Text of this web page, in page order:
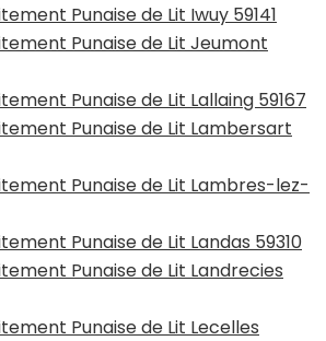
Punaise de Lit Iwuy 59141
Punaise de Lit Jeumont
Punaise de Lit Lallaing 59167
Punaise de Lit Lambersart
Punaise de Lit Lambres-lez-
Punaise de Lit Landas 59310
Punaise de Lit Landrecies
Punaise de Lit Lecelles